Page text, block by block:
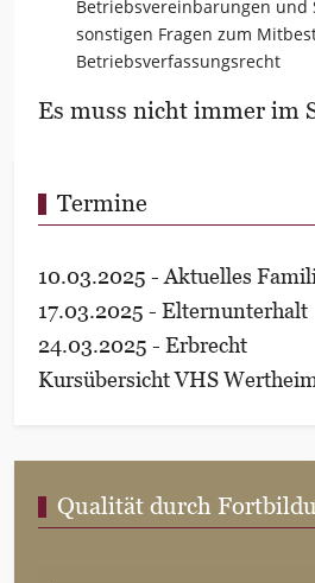
Betriebsvereinbarungen und
sonstigen Fragen zum
Betriebsverfassungsrecht
Es muss nicht immer im
Termine
10.03.2025 - Aktuelles
17.03.2025 - Elternunterhalt
24.03.2025 - Erbrecht
Kursübersicht VHS
Qualität durch